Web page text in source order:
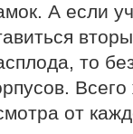
А если
то
от